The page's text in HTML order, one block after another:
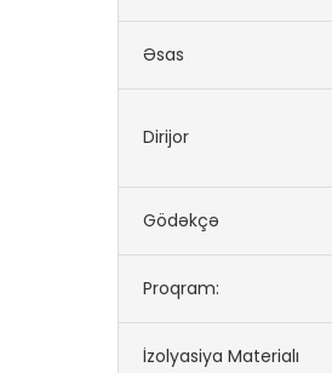
Əsas
Dirijor
Gödəkçə
Proqram:
İzolyasiya Materialı